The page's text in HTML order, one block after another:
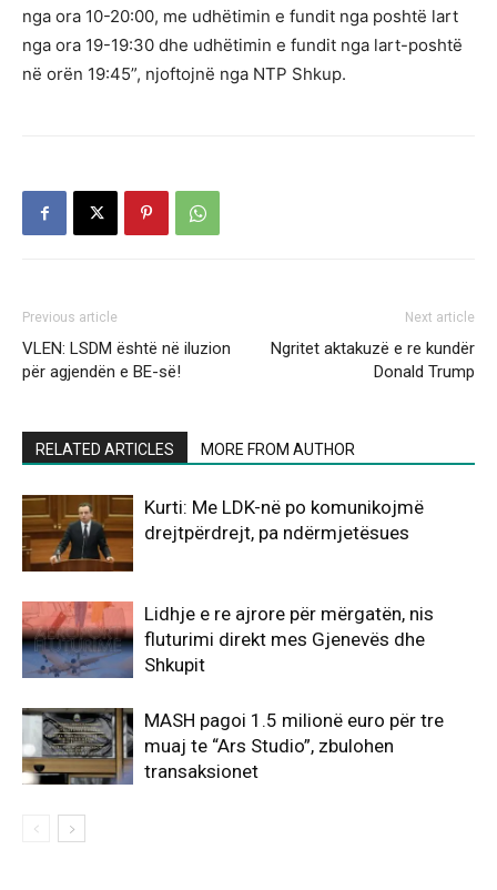
nga ora 10-20:00, me udhëtimin e fundit nga poshtë lart
nga ora 19-19:30 dhe udhëtimin e fundit nga lart-poshtë
në orën 19:45”, njoftojnë nga NTP Shkup.
Previous article
VLEN: LSDM është në iluzion
për agjendën e BE-së!
Next article
Ngritet aktakuzë e re kundër
Donald Trump
RELATED ARTICLES MORE FROM AUTHOR
Kurti: Me LDK-në po komunikojmë
drejtpërdrejt, pa ndërmjetësues
Lidhje e re ajrore për mërgatën, nis
fluturimi direkt mes Gjenevës dhe
Shkupit
MASH pagoi 1.5 milionë euro për tre
muaj te “Ars Studio”, zbulohen
transaksionet